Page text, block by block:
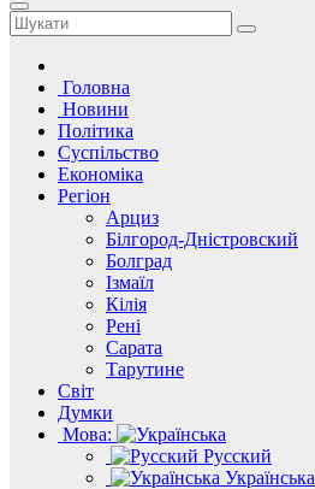
Головна
Новини
Політика
Суспільство
Економіка
Регіон
Арциз
Білгород-Дністровский
Болград
Ізмаїл
Кілія
Рені
Сарата
Тарутине
Світ
Думки
Мова:
Русский
Українська